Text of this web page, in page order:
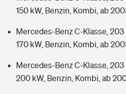
150 kW, Benzin, Kombi, ab
Mercedes-Benz C-Klasse, 203
170 kW, Benzin, Kombi, ab
Mercedes-Benz C-Klasse, 203
200 kW, Benzin, Kombi, ab